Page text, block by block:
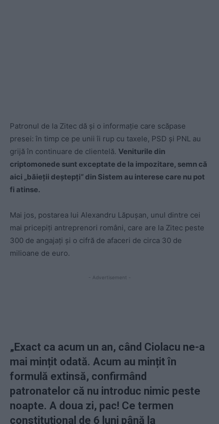
Patronul de la Zitec dă și o informație care scăpase
presei: în timp ce pe unii îi rup cu taxele, PSD și PNL au
grijă în continuare de clientelă. Veniturile din
criptomonede sunt exceptate de la impozitare, semn că
aici „băieții deștepți“ din Sistem au interese care nu pot
fi atinse.
Mai jos, postarea lui Alexandru Lăpușan, unul dintre cei
mai pricepiți antreprenori români, care are la Zitec peste
300 de angajați și o cifră de afaceri de circa 30 de
milioane de euro.
- Advertisement -
„Exact ca acum un an, când Ciolacu ne-a
mai mințit odată. Acum au mințit în
formulă extinsă, confirmând
patronatelor că nu introduc nimic peste
noapte. A doua zi, pac! Ce termen
constituțional de 6 luni până la